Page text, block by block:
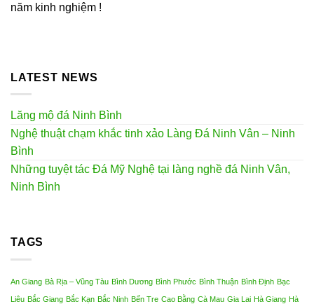
năm kinh nghiệm !
LATEST NEWS
Lăng mộ đá Ninh Bình
Nghệ thuật chạm khắc tinh xảo Làng Đá Ninh Vân – Ninh
Bình
Những tuyệt tác Đá Mỹ Nghệ tại làng nghề đá Ninh Vân,
Ninh Bình
TAGS
An Giang Bà Rịa – Vũng Tàu Bình Dương Bình Phước Bình Thuận Bình Định Bạc
Liêu Bắc Giang Bắc Kạn Bắc Ninh Bến Tre Cao Bằng Cà Mau Gia Lai Hà Giang Hà